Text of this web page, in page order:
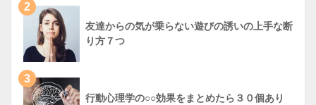
2
友達からの気が乗らない遊びの誘いの上手な断
り方７つ
3
行動心理学の○○効果をまとめたら３０個あり